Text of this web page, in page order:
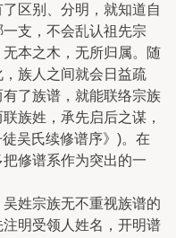
区别、分明，就知道自
支，不会乱认祖先宗
本之木，无所归属。随
族人之间就会日益疏
了族谱，就能联络宗族
族姓，承先启后之谋，
吴氏续修谱序》)。在
修谱系作为突出的一
姓宗族无不重视族谱的
明受领人姓名，开明谱